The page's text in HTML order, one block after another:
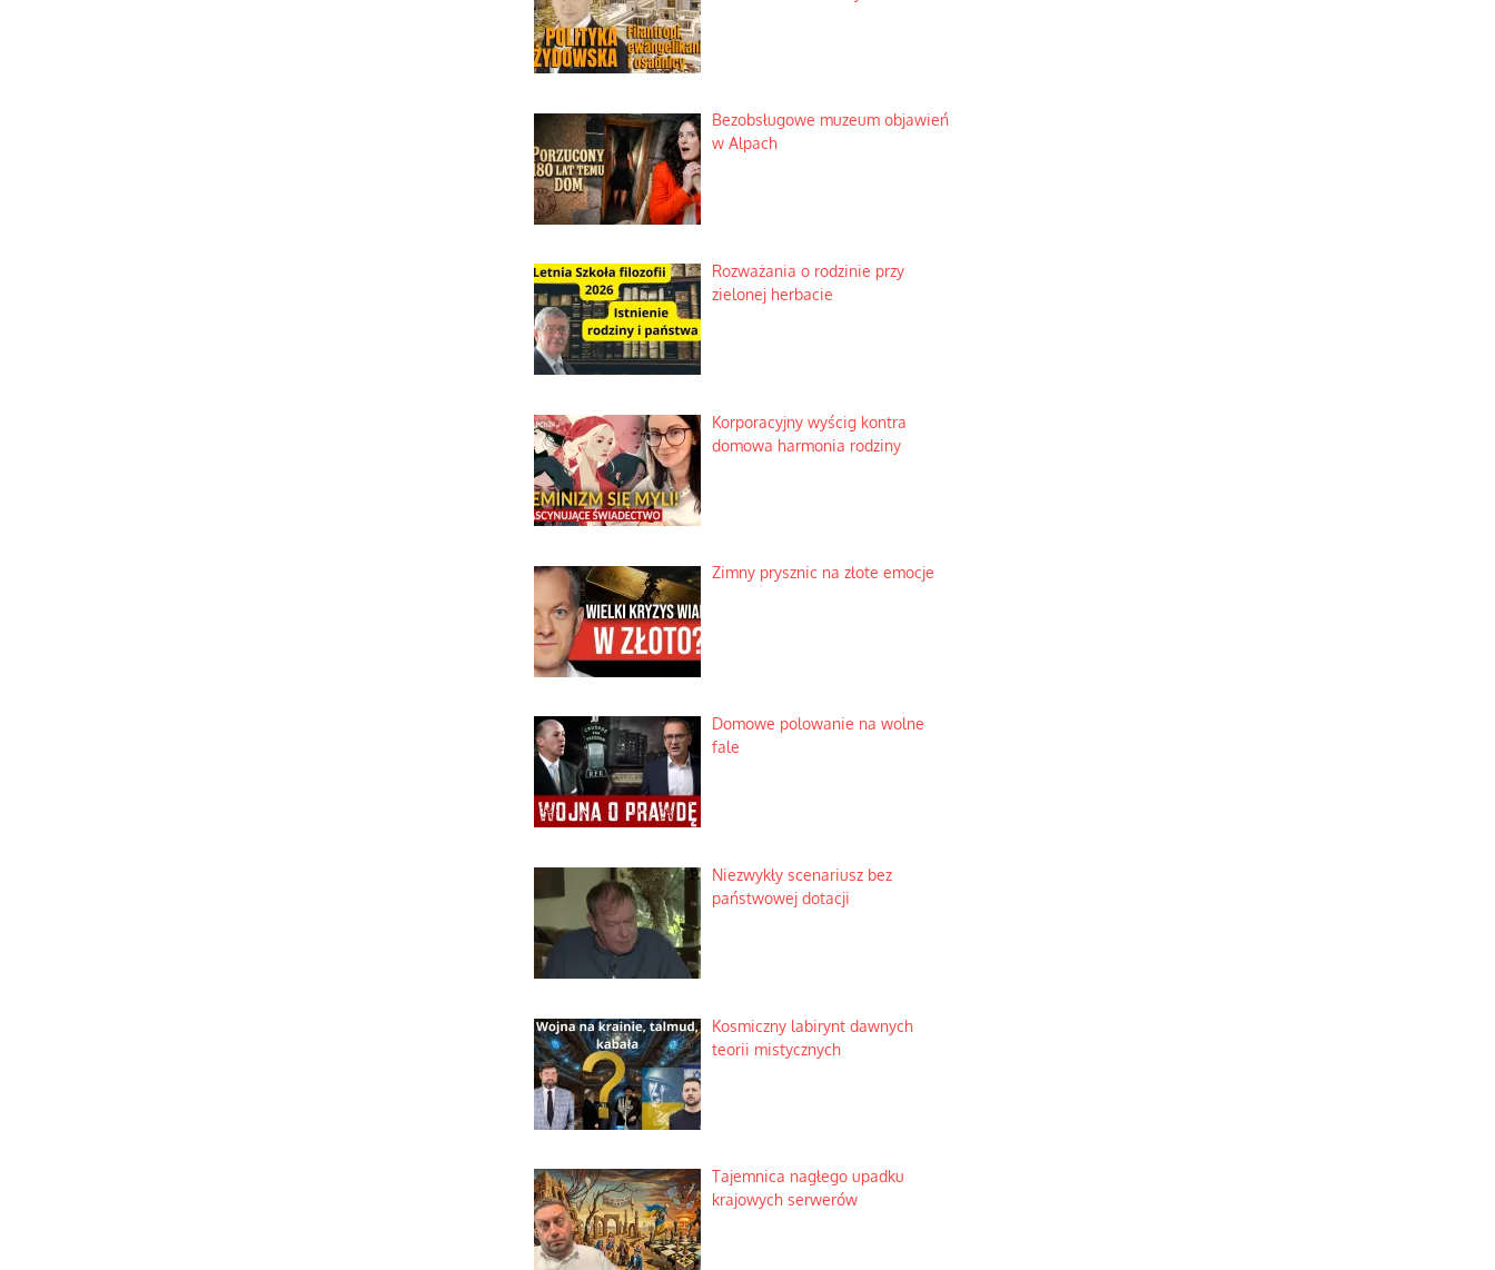
Bezobsługowe muzeum objawień
w Alpach
Rozważania o rodzinie przy
zielonej herbacie
Korporacyjny wyścig kontra
domowa harmonia rodziny
Zimny prysznic na złote emocje
Domowe polowanie na wolne
fale
Niezwykły scenariusz bez
państwowej dotacji
Kosmiczny labirynt dawnych
teorii mistycznych
Tajemnica nagłego upadku
krajowych serwerów